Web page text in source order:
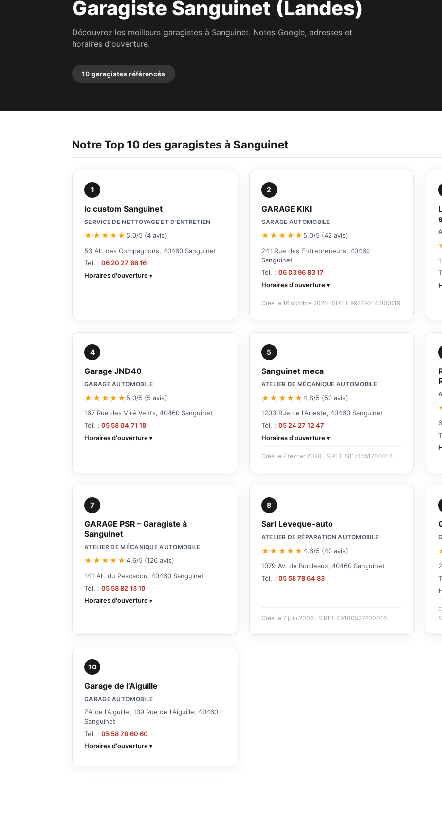
Garagiste Sanguinet (Landes)
Découvrez les meilleurs garagistes à Sanguinet. Notes Google, adresses et
horaires d'ouverture.
10 garagistes référencés
Notre Top 10 des garagistes à Sanguinet
1
lc custom Sanguinet
SERVICE DE NETTOYAGE ET D'ENTRETIEN
★★★★★ 5,0/5 (4 avis)
53 All. des Compagnons, 40460 Sanguinet
Tél. : 06 20 27 66 16
Horaires d'ouverture
2
GARAGE KIKI
GARAGE AUTOMOBILE
★★★★★ 5,0/5 (42 avis)
241 Rue des Entrepreneurs, 40460
Sanguinet
Tél. : 06 03 96 83 17
Horaires d'ouverture
Créé le 16 octobre 2025 · SIRET 99279014700019
4
Garage JND40
GARAGE AUTOMOBILE
★★★★★ 5,0/5 (5 avis)
167 Rue des Viré Vents, 40460 Sanguinet
Tél. : 05 58 04 71 18
Horaires d'ouverture
5
Sanguinet meca
ATELIER DE MÉCANIQUE AUTOMOBILE
★★★★★4,8/5 (50 avis)
1203 Rue de l'Arieste, 40460 Sanguinet
Tél. : 05 24 27 12 47
Horaires d'ouverture
Créé le 7 février 2020 · SIRET 88174551700014
7
GARAGE PSR – Garagiste à
Sanguinet
ATELIER DE MÉCANIQUE AUTOMOBILE
★★★★★4,6/5 (126 avis)
141 All. du Pescadou, 40460 Sanguinet
Tél. : 05 58 82 13 10
Horaires d'ouverture
8
Sarl Leveque-auto
ATELIER DE RÉPARATION AUTOMOBILE
★★★★★4,6/5 (40 avis)
1079 Av. de Bordeaux, 40460 Sanguinet
Tél. : 05 58 78 64 83
Créé le 7 juin 2006 · SIRET 49100527800016
10
Garage de l’Aiguille
GARAGE AUTOMOBILE
ZA de l'Aiguille, 139 Rue de l'Aiguille, 40460
Sanguinet
Tél. : 05 58 78 60 60
Horaires d'ouverture